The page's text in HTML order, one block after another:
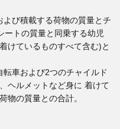
び積載する荷物の質量とチ
ートの質量と同乗する幼児
けているものすべて含む)と
車および2つのチャイルド
ヘルメットなど身に 着けて
物の質量との合計。